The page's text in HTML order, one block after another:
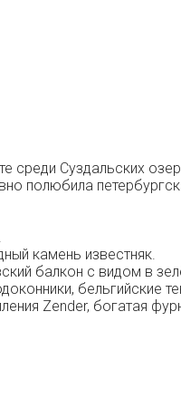
среди Суздальских
полюбила
камень известняк.
балкон с видом в
бельгийские
Zender, богатая